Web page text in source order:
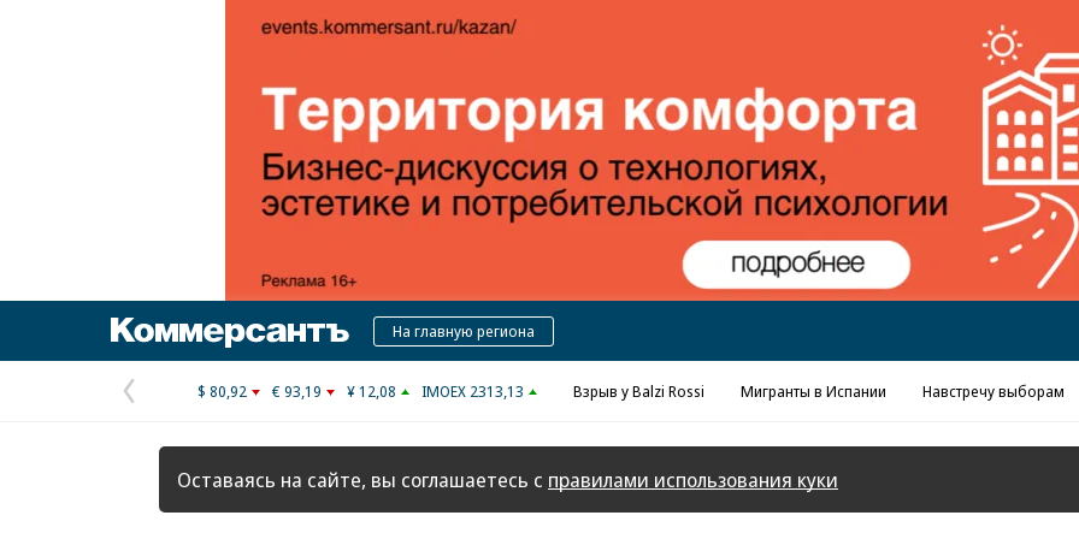
Реклама в «Ъ» www.kommersant.ru/ad
КоммерсантъНа главную региона
Предыдущая
страница
$ 80,92 € 93,19 ¥ 12,08 IMOEX 2313,13 Взрыв у Balzi Rossi Мигранты в Испании Навстречу выборам
Оставаясь на сайте, вы соглашаетесь с правилами использования куки